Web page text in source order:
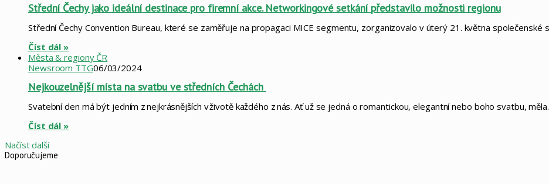
Střední Čechy jako ideální destinace pro firemní akce. Networkingové setkání představilo možnosti regionu
Střední Čechy Convention Bureau, které se zaměřuje na propagaci MICE segmentu, zorganizovalo v úterý 21. května
Číst dál »
Města & regiony ČR
Newsroom TTG06/03/2024
Nejkouzelnější místa na svatbu ve středních Čechách
Svatební den má být jedním z nejkrásnějších v životě každého z nás. Ať už se jedná o romantickou, elegantní nebo boho svatbu,
Číst dál »
Načíst další
Doporučujeme